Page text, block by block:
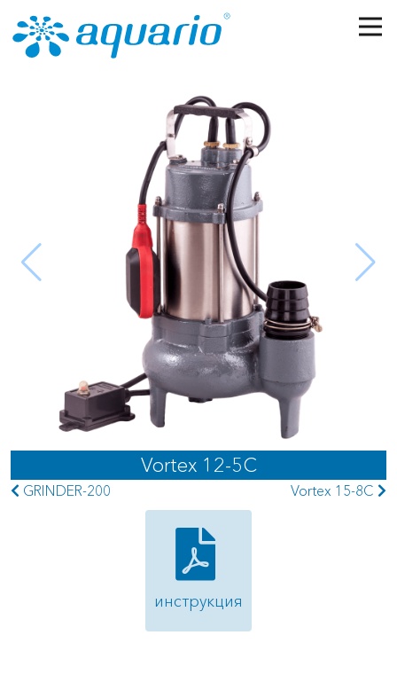
Перейти к основному содержанию
Vortex 12-5C
GRINDER-200 Vortex 15-8C
инструкция